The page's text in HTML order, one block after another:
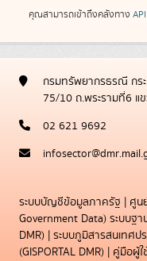
คุณสามารถเข้าถึงคลังทาง API
กรมทรัพยากรธรณี กร
75/10 ถ.พระรามที่6 แ
02 621 9692
ระบบบัญชีข้อมูลภาครัฐ | ศูน
Government Data) ระบบฐ
DMR) | ระบบภูมิสารสนเทศ
(GISPORTAL DMR) | คู่มือผู้ใ